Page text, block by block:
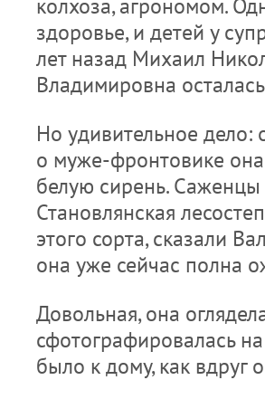
здоровье, и детей у
лет назад Михаил
Владимировна
Но удивительное дело:
о муже-фронтовике
белую сирень.
Становлянская
этого сорта, сказали
она уже сейчас полна
Довольная, она
сфотографировалась
было к дому, как вдруг